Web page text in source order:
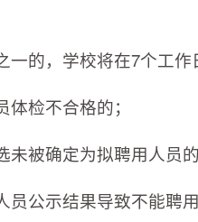
一的，学校将在7个工
体检不合格的；
未被确定为拟聘用人员
员公示结果导致不能聘